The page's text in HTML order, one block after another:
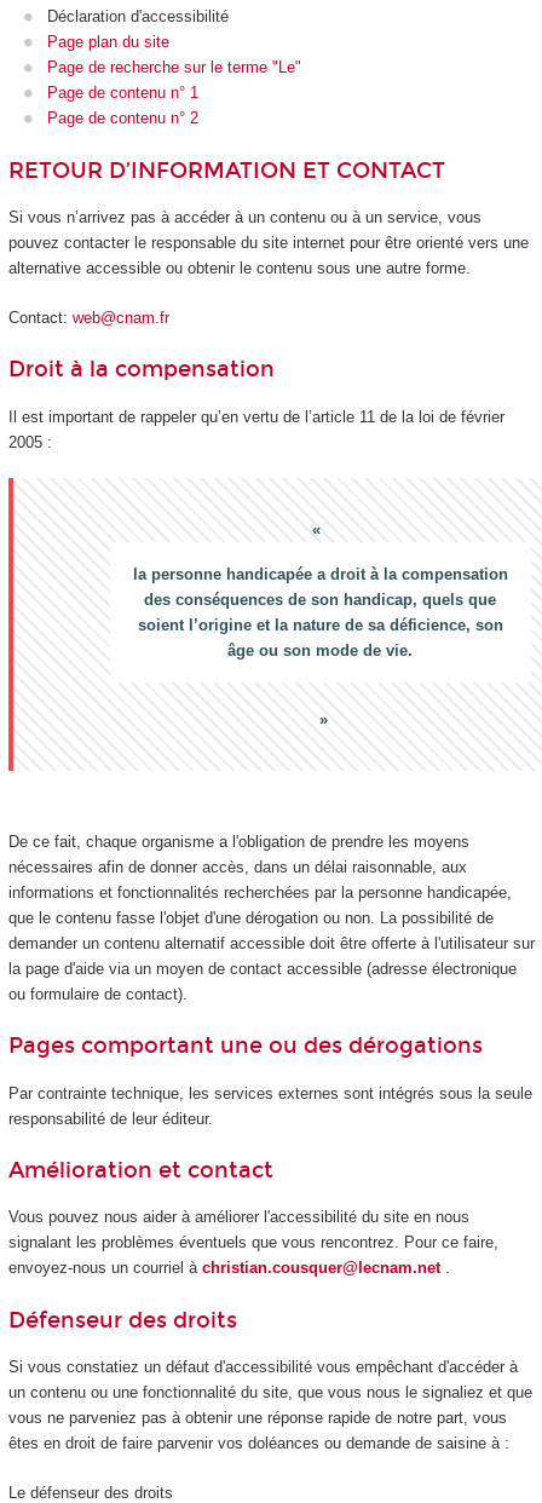
Déclaration d'accessibilité
Page plan du site
Page de recherche sur le terme "Le"
Page de contenu n° 1
Page de contenu n° 2
RETOUR D’INFORMATION ET CONTACT
Si vous n’arrivez pas à accéder à un contenu ou à un service, vous
pouvez contacter le responsable du site internet pour être orienté vers une
alternative accessible ou obtenir le contenu sous une autre forme.
Contact: web@cnam.fr
Droit à la compensation
Il est important de rappeler qu’en vertu de l’article 11 de la loi de février
2005 :
la personne handicapée a droit à la compensation
des conséquences de son handicap, quels que
soient l’origine et la nature de sa déficience, son
âge ou son mode de vie.
De ce fait, chaque organisme a l'obligation de prendre les moyens
nécessaires afin de donner accès, dans un délai raisonnable, aux
informations et fonctionnalités recherchées par la personne handicapée,
que le contenu fasse l'objet d'une dérogation ou non. La possibilité de
demander un contenu alternatif accessible doit être offerte à l'utilisateur sur
la page d'aide via un moyen de contact accessible (adresse électronique
ou formulaire de contact).
Pages comportant une ou des dérogations
Par contrainte technique, les services externes sont intégrés sous la seule
responsabilité de leur éditeur.
Amélioration et contact
Vous pouvez nous aider à améliorer l'accessibilité du site en nous
signalant les problèmes éventuels que vous rencontrez. Pour ce faire,
envoyez-nous un courriel à christian.cousquer@lecnam.net .
Défenseur des droits
Si vous constatiez un défaut d'accessibilité vous empêchant d'accéder à
un contenu ou une fonctionnalité du site, que vous nous le signaliez et que
vous ne parveniez pas à obtenir une réponse rapide de notre part, vous
êtes en droit de faire parvenir vos doléances ou demande de saisine à :
Le défenseur des droits